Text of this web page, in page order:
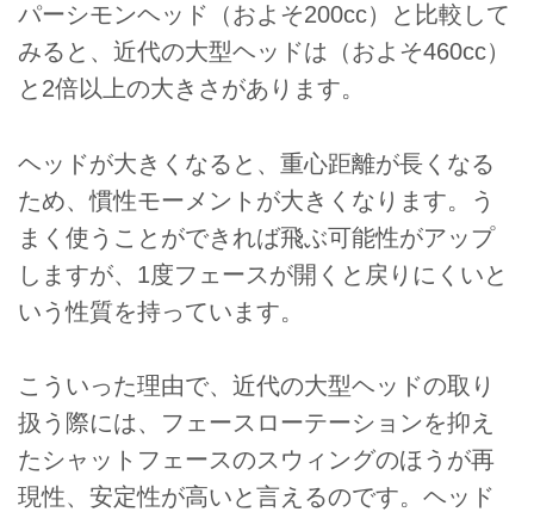
パーシモンヘッド（およそ200cc）と比較して
みると、近代の大型ヘッドは（およそ460cc）
と2倍以上の大きさがあります。
ヘッドが大きくなると、重心距離が長くなる
ため、慣性モーメントが大きくなります。う
まく使うことができれば飛ぶ可能性がアップ
しますが、1度フェースが開くと戻りにくいと
いう性質を持っています。
こういった理由で、近代の大型ヘッドの取り
扱う際には、フェースローテーションを抑え
たシャットフェースのスウィングのほうが再
現性、安定性が高いと言えるのです。ヘッド